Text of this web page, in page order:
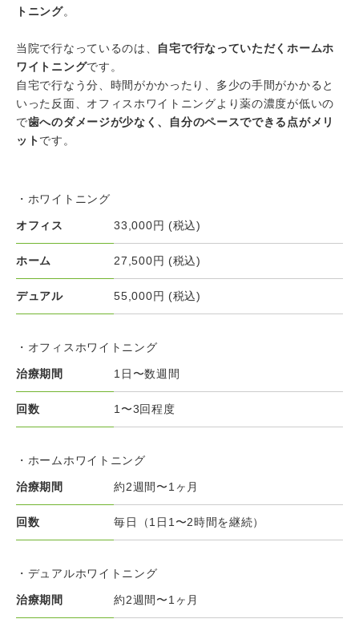
トニング。
当院で行なっているのは、 自宅で行なっていただくホームホ
ワイトニングです。
自宅で行なう分、時間がかかったり、多少の手間がかかると
いった反面、オフィスホワイトニングより薬の濃度が低いの
で歯へのダメージが少なく、自分のペースでできる点がメリ
ットです。
・ホワイトニング
オフィス 33,000円 (税込)
ホーム 27,500円 (税込)
デュアル 55,000円 (税込)
・オフィスホワイトニング
治療期間 1日〜数週間
回数 1〜3回程度
・ホームホワイトニング
治療期間 約2週間〜1ヶ月
回数 毎日（1日1〜2時間を継続）
・デュアルホワイトニング
治療期間 約2週間〜1ヶ月